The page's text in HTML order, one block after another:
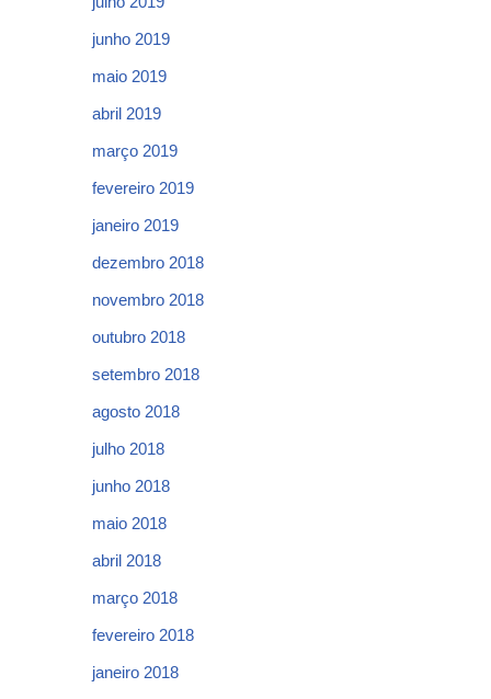
junho 2019
maio 2019
abril 2019
março 2019
fevereiro 2019
janeiro 2019
dezembro 2018
novembro 2018
outubro 2018
setembro 2018
agosto 2018
julho 2018
junho 2018
maio 2018
abril 2018
março 2018
fevereiro 2018
janeiro 2018